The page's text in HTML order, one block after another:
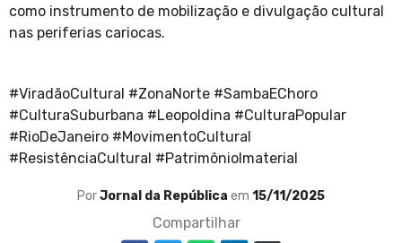
como instrumento de mobilização e divulgação cultural
nas periferias cariocas.
#ViradãoCultural #ZonaNorte #SambaEChoro
#CulturaSuburbana #Leopoldina #CulturaPopular
#RioDeJaneiro #MovimentoCultural
#ResistênciaCultural #PatrimônioImaterial
PorJornal da República em 15/11/2025
Compartilhar